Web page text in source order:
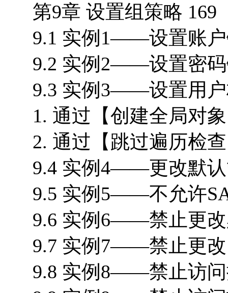
第9章 设置组策略 169
9.1 实例1——设置账户
9.2 实例2——设置密码
9.3 实例3——设置用户
1. 通过【创建全局对
2. 通过【跳过遍历检
9.4 实例4——更改默认
9.5 实例5——不允许
9.6 实例6——禁止更改
9.7 实例7——禁止更改
9.8 实例8——禁止访问